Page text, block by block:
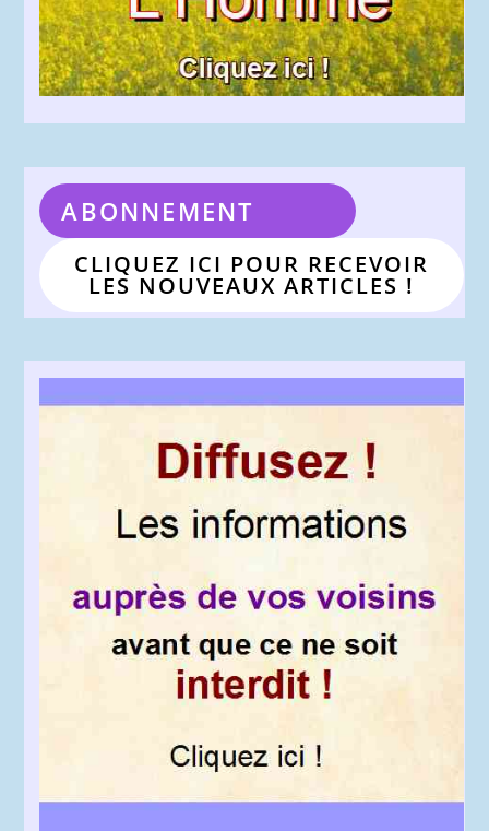
ABONNEMENT
CLIQUEZ ICI POUR RECEVOIR
LES NOUVEAUX ARTICLES !